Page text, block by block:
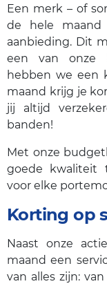
Een merk – of
de hele
aanbieding. Dit
een van onze
hebben we een
maand krijg je
jij altijd
banden!
Met onze
goede kwaliteit
voor elke
Korting op
Naast onze
maand een
van alles zijn: